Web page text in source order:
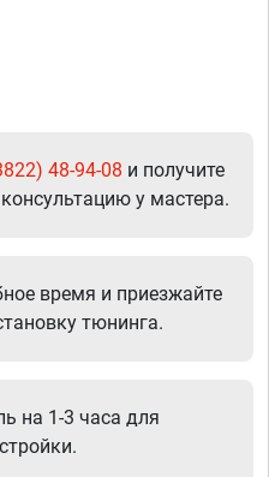
48-94-08 и получите
у мастера.
время и приезжайте
тюнинга.
на 1-3 часа для